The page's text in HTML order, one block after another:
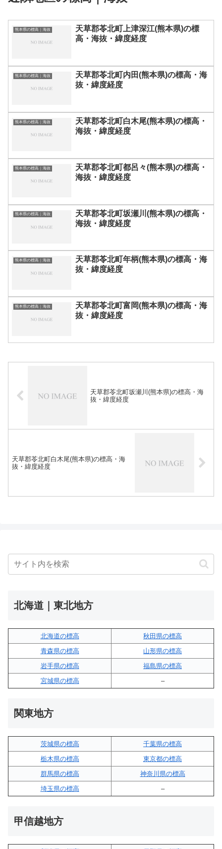
熊本県の標高｜海抜
天草郡苓北町上津深江(熊本県)の標
高・海抜・緯度経度
熊本県の標高｜海抜
天草郡苓北町内田(熊本県)の標高・海
抜・緯度経度
熊本県の標高｜海抜
天草郡苓北町白木尾(熊本県)の標高・
海抜・緯度経度
熊本県の標高｜海抜
天草郡苓北町都呂々(熊本県)の標高・
海抜・緯度経度
熊本県の標高｜海抜
天草郡苓北町坂瀬川(熊本県)の標高・
海抜・緯度経度
熊本県の標高｜海抜
天草郡苓北町年柄(熊本県)の標高・海
抜・緯度経度
熊本県の標高｜海抜
天草郡苓北町富岡(熊本県)の標高・海
抜・緯度経度
天草郡苓北町坂瀬川(熊本県)の標高・海
抜・緯度経度
天草郡苓北町白木尾(熊本県)の標高・海
抜・緯度経度
北海道｜東北地方
北海道の標高
秋田県の標高
青森県の標高
山形県の標高
岩手県の標高
福島県の標高
宮城県の標高
–
関東地方
茨城県の標高
千葉県の標高
栃木県の標高
東京都の標高
群馬県の標高
神奈川県の標高
埼玉県の標高
–
甲信越地方